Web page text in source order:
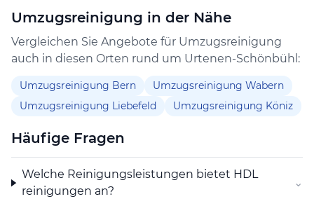
Die Dienstleistungspalette umfasst sämtliche
Reinigungsaufträge, die mit dem Zweck verbunden
sind, den Hygienestandard in Innen- und
Umzugsreinigung in der Nähe
Vergleichen Sie Angebote für Umzugsreinigung
auch in diesen Orten rund um Urtenen-Schönbühl:
Umzugsreinigung Bern
Umzugsreinigung Wabern
Umzugsreinigung Liebefeld
Umzugsreinigung Köniz
Häufige Fragen
Welche Reinigungsleistungen bietet HDL
reinigungen an?
⌄